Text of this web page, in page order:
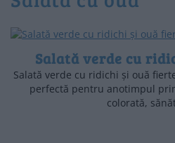
Salată verde cu
Salată verde cu ridichi și ouă
perfectă pentru anotimpul
colorată,